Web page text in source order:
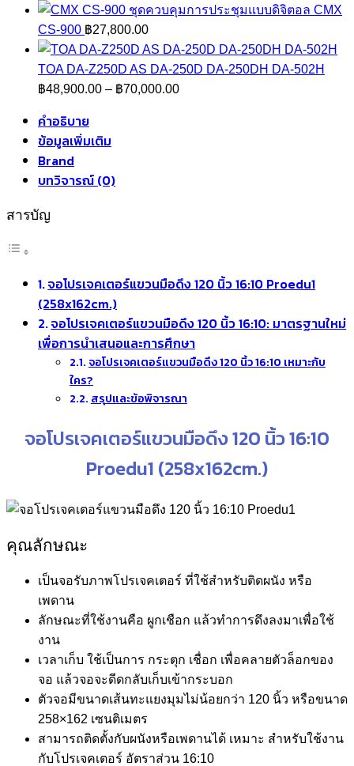
฿465,000.00
price
was:
฿31,900.00.
price
฿26,900.00.
ชุดควบคุมการประชุมแบบดิจิตอล CMX
CS-900 ฿27,800.00
TOA DA-Z250D AS DA-250D DA-250DH DA-502H
฿48,900.00 – ฿70,000.00Price
คำอธิบาย
ข้อมูลเพิ่มเติม
Brand
บทวิจารณ์ (0)
สารบัญ
จอโปรเจคเตอร์แขวนมือดึง 120 นิ้ว 16:10 Proedu1
(258x162cm.)
จอโปรเจคเตอร์แขวนมือดึง 120 นิ้ว 16:10: มาตรฐานใหม่
เพื่อการนำเสนอและการศึกษา
จอโปรเจคเตอร์แขวนมือดึง 120 นิ้ว 16:10 เหมาะกับ
ใคร?
สรุปและข้อพิจารณา
จอโปรเจคเตอร์แขวนมือดึง 120 นิ้ว 16:10
Proedu1 (258x162cm.)
คุณลักษณะ
เป็นจอรับภาพโปรเจคเตอร์ ที่ใช้สำหรับติดผนัง หรือ
เพดาน
ลักษณะที่ใช้งานคือ ผูกเชือก แล้วทำการดึงลงมาเพื่อใช้
งาน
เวลาเก็บ ใช้เป็นการ กระตุก เชื่อก เพื่อคลายตัวล็อกของ
จอ แล้วจอจะดีดกลับเก็บเข้ากระบอก
ตัวจอมีขนาดเส้นทะแยงมุมไม่น้อยกว่า 120 นิ้ว หรือขนาด
258×162 เซนติเมตร
สามารถติดตั้งกับผนังหรือเพดานได้ เหมาะ สำหรับใช้งาน
กับโปรเจคเตอร์ อัตราส่วน 16:10